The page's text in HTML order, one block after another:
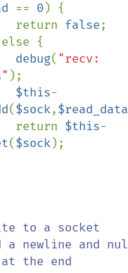
== 0 ) {
            return
false;
debug(
" );
$this-
($sock,$read_data
            return
$this-
($sock);
the end